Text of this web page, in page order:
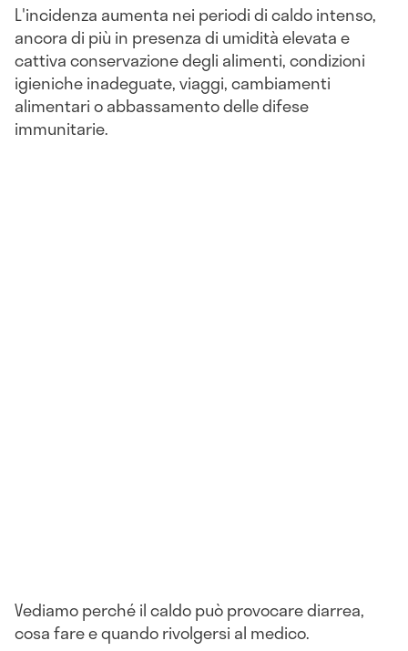
L'incidenza aumenta nei periodi di caldo intenso,
ancora di più in presenza di umidità elevata e
cattiva conservazione degli alimenti, condizioni
igieniche inadeguate, viaggi, cambiamenti
alimentari o abbassamento delle difese
immunitarie.
Vediamo perché il caldo può provocare diarrea,
cosa fare e quando rivolgersi al medico.